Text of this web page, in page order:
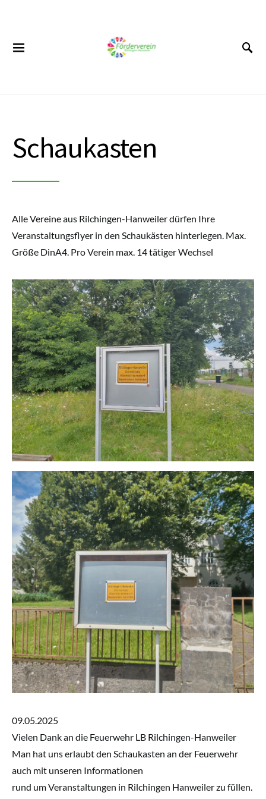
Schaukasten
Alle Vereine aus Rilchingen-Hanweiler dürfen Ihre
Veranstaltungsflyer in den Schaukästen hinterlegen. Max.
Größe DinA4. Pro Verein max. 14 tätiger Wechsel
09.05.2025
Vielen Dank an die Feuerwehr LB Rilchingen-Hanweiler
Man hat uns erlaubt den Schaukasten an der Feuerwehr
auch mit unseren Informationen
rund um Veranstaltungen in Rilchingen Hanweiler zu füllen.